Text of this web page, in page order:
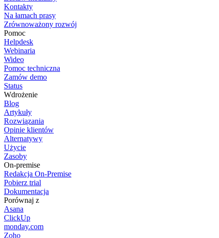
Kontakty
Na łamach prasy
Zrównoważony rozwój
Pomoc
Helpdesk
Webinaria
Wideo
Pomoc techniczna
Zamów demo
Status
Wdrożenie
Blog
Artykuły
Rozwiązania
Opinie klientów
Alternatywy
Użycie
Zasoby
On-premise
Redakcja On-Premise
Pobierz trial
Dokumentacja
Porównaj z
Asana
ClickUp
monday.com
Zoho